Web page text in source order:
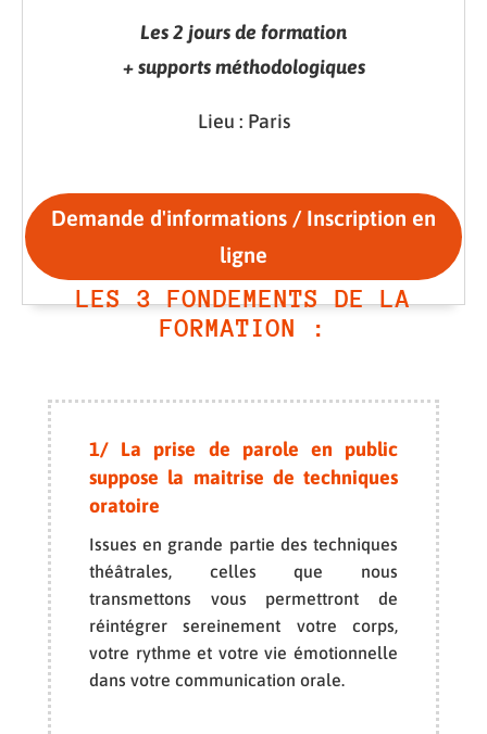
Les 2 jours de formation
+ supports méthodologiques
Lieu : Paris
Demande d'informations / Inscription en
ligne
LES 3 FONDEMENTS DE LA
FORMATION :
1/ La prise de parole en public
suppose la maitrise de techniques
oratoire
Issues en grande partie des techniques
théâtrales, celles que nous
transmettons vous permettront de
réintégrer sereinement votre corps,
votre rythme et votre vie émotionnelle
dans votre communication orale.